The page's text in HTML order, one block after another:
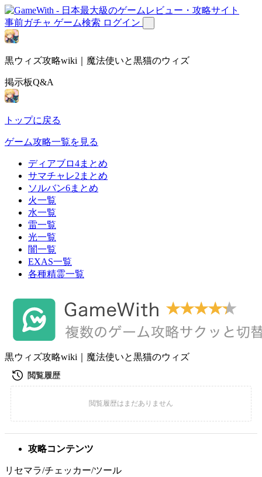
事前ガチャ ゲーム検索 ログイン
黒ウィズ攻略wiki｜魔法使いと黒猫のウィズ
掲示板Q&A
トップに戻る
ゲーム攻略一覧を見る
ディアブロ4まとめ
サマチャレ2まとめ
ソルバン6まとめ
火一覧
水一覧
雷一覧
光一覧
闇一覧
EXAS一覧
各種精霊一覧
黒ウィズ攻略wiki｜魔法使いと黒猫のウィズ
攻略コンテンツ
リセマラ/チェッカー/ツール